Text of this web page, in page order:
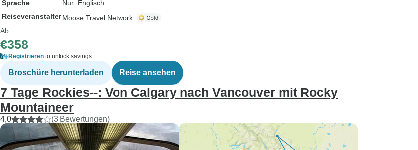
Sprache
Nur: Englisch
Reiseveranstalter Moose Travel Network
Ab
€358
Registrieren to unlock savings
Broschüre herunterladen Reise ansehen
7 Tage Rockies--: Von Calgary nach Vancouver mit Rocky
Mountaineer
4,0 (3 Bewertungen)